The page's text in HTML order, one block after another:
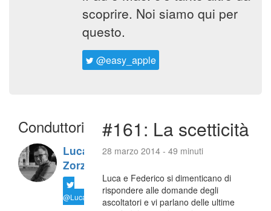
scoprire. Noi siamo qui per
questo.
@easy_apple
Conduttori
Luca
Zorzi
@LucaTNT
#161: La scetticità
28 marzo 2014 - 49 minuti
Luca e Federico si dimenticano di
rispondere alle domande degli
ascoltatori e vi parlano delle ultime